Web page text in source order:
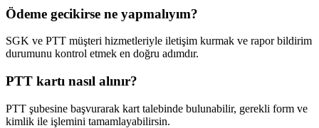
Ödeme gecikirse ne yapmalıyım?
SGK ve PTT müşteri hizmetleriyle iletişim kurmak ve rapor bildirim
durumunu kontrol etmek en doğru adımdır.
PTT kartı nasıl alınır?
PTT şubesine başvurarak kart talebinde bulunabilir, gerekli form ve
kimlik ile işlemini tamamlayabilirsin.